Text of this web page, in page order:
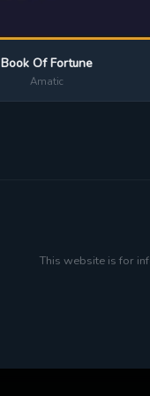
Book Of Fortune
Amatic
This website is for